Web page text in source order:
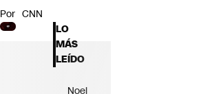
Por CNN
LO
MÁS
LEÍDO
Noel